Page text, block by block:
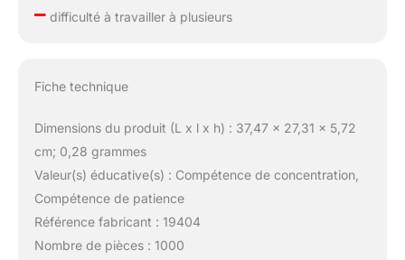
–difficulté à travailler à plusieurs
Fiche technique
Dimensions du produit (L x l x h) : 37,47 x 27,31 x 5,72
cm; 0,28 grammes
Valeur(s) éducative(s) : Compétence de concentration,
Compétence de patience
Référence fabricant : 19404
Nombre de pièces : 1000